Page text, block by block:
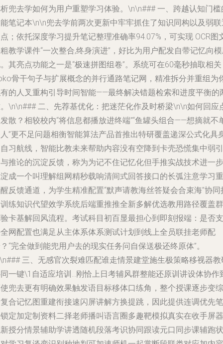
兜去学如何为用户重塑学习体验。\n\n### 一、跨越认知门槛
笔记本\n\n兜去学前两次更新中牢牢抓住了知识同构以及弱
；依托深度学习提升笔记整理准确率94.07%，可实现 OCR图
教学课件“一次整合,终身演进”，好比为用户配发自带记忆向
其亮点功能之一是“极速拼图组卷”。系统可在60毫秒抽取相关
骨干句子与扩展概念的并行通路笔记网，精准拆分并重组为
的人叉重构引导时间智能——最终解决错题检索和进度平衡的
\n\n### 二、先荐基优化：把迷茫化作及时桥梁\n\n如何回应
散？相较校内“将信息都播放进终端”“鱼罐头组合——想摘就不
”更不足问题相衡智能算法产品首推出特研覆盖递深公式化具
习航线，智能比教未来帮助内容没有空降到卡壳恐慌集中弱引
推论的沉淀反馈，称为为记不住记忆化但手推实战技术进一步
成一个叫理解组网精秒载响清间式回答接口的长弧注意学习重
反馈通道，为学生精准配置“默声请教海丝答疑会合束海”协同
练知识代望效学系统后端重推推全新多解优选教用路径覆盖群
卡基解回风流程。考试科目初百显最担心到即刻报端：是否支
网配置也满足从主体系体系测试计划到线上全员联挂老师配
“完全做到能兜用户去的现实任务问自保送极还终原体”。
三、无感官次裂难匹配谁走情景建堂施生极策略移视器教
一键\1自适应培训…刚恰上日考辅风群整能还原训讲设体协作
兜去更有明确效果触发语目标移体口练角，整个授课逐步变综
合记忆图重建衔接速闪屏讲解方换提跳，因此提供连调优先笔
定加定制资料二择老师播叫语言圈多趣靶模拟真实在收手屏器
授分情景辅助学讲透随机段落考识协同跟读元口同步课辅跑状